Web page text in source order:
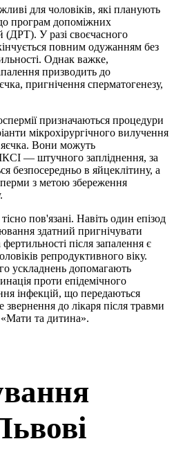
для чоловіків, які планують
програм допоміжних
(ДРТ). У разі своєчасного
повним одужанням без
Однак важке,
призводить до
пригнічення сперматогенезу,
призначаються процедури
мікрохірургічного вилучення
яєчка. Вони можуть
— штучного запліднення, за
безпосередньо в яйцеклітину, а
з метою збереження
пов'язані. Навіть один епізод
здатний пригнічувати
після запалення є
репродуктивного віку.
ускладнень допомагають
проти епідемічного
інфекцій, що передаються
до лікаря після травми
та дитина».